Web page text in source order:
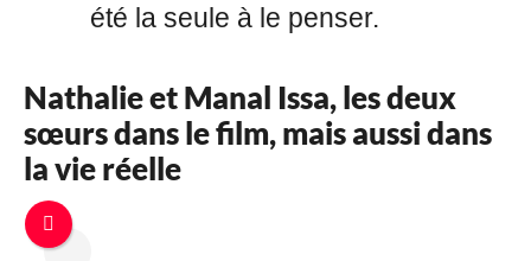
été la seule à le penser.
Nathalie et Manal Issa, les deux
sœurs dans le film, mais aussi dans
la vie réelle